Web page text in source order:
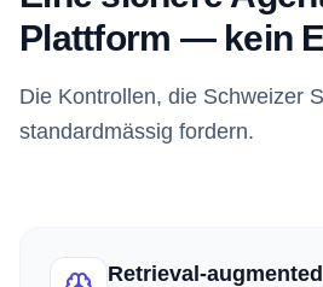
Plattform — kein
Die Kontrollen, die Schweizer
standardmässig fordern.
Retrieval-